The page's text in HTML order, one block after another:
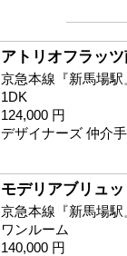
アトリオフラッ
京急本線『新馬場
1DK
124,000 円
デザイナーズ 仲介
モデリアブリュ
京急本線『新馬場
ワンルーム
140,000 円